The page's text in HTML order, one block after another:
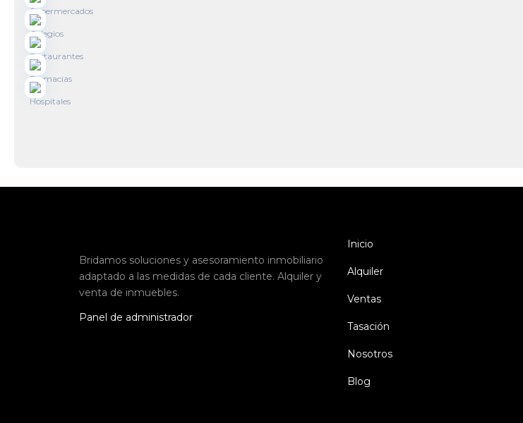
Bridamos soluciones y asesoramiento inmobiliario
adaptado a las medidas de cada cliente. Alquiler y
venta de inmuebles.
Panel de administrador
Inicio
Alquiler
Ventas
Tasación
Nosotros
Blog